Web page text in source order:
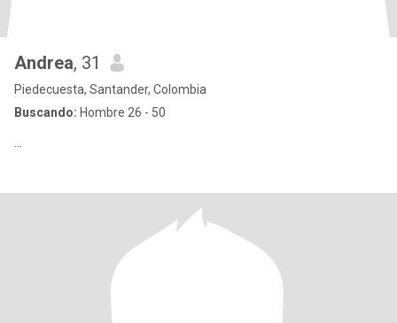
Andrea, 31
Piedecuesta, Santander, Colombia
Buscando: Hombre 26 - 50